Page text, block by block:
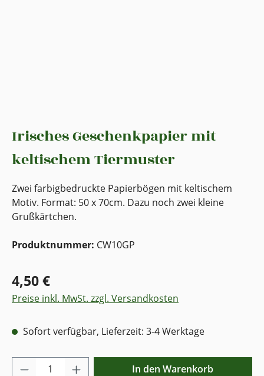
Irisches Geschenkpapier mit
keltischem Tiermuster
Zwei farbigbedruckte Papierbögen mit keltischem
Motiv. Format: 50 x 70cm. Dazu noch zwei kleine
Grußkärtchen.
Produktnummer: CW10GP
4,50 €
Preise inkl. MwSt. zzgl. Versandkosten
Sofort verfügbar, Lieferzeit: 3-4 Werktage
Produkt Anzahl: Gib den gewünschten
In den Warenkorb